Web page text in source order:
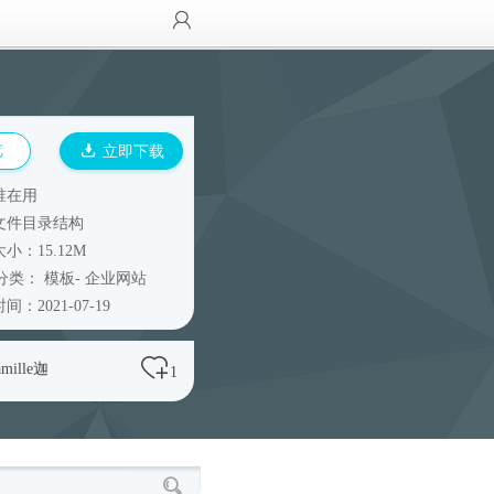
立即下载
在用
件目录结构
小：15.12M
类： 模板- 企业网站
间：2021-07-19
迦 1